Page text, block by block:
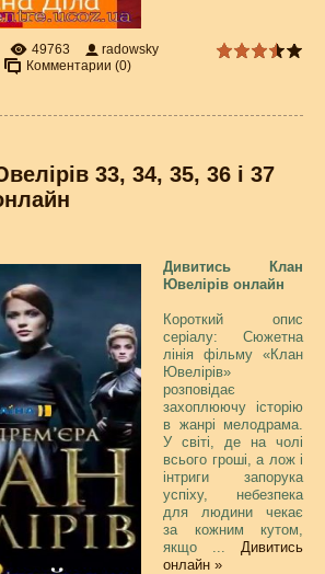
49763
radowsky
Комментарии (0)
33, 34, 35, 36 і 37
Дивитись Клан
Ювелірів онлайн
Короткий опис
серіалу: Сюжетна
лінія фільму «Клан
Ювелірів»
розповідає
захоплюючу історію
в жанрі мелодрама.
У світі, де на чолі
всього гроші, а лож і
інтриги запорука
успіху, небезпека
для людини чекає
за кожним кутом,
якщо ... Дивитись
онлайн »